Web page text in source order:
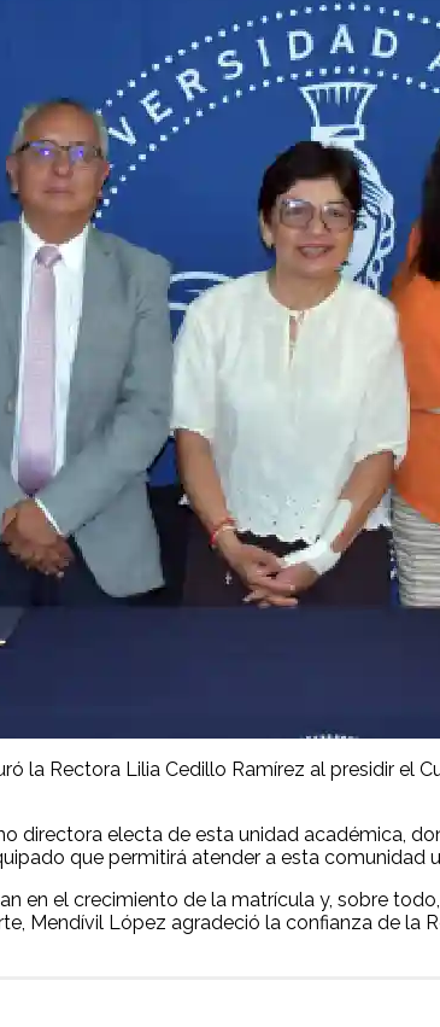
la Rectora Lilia Cedillo Ramírez al presidir el
directora electa de esta unidad académica,
que permitirá atender a esta comunidad
en el crecimiento de la matrícula y, sobre
Mendívil López agradeció la confianza de la